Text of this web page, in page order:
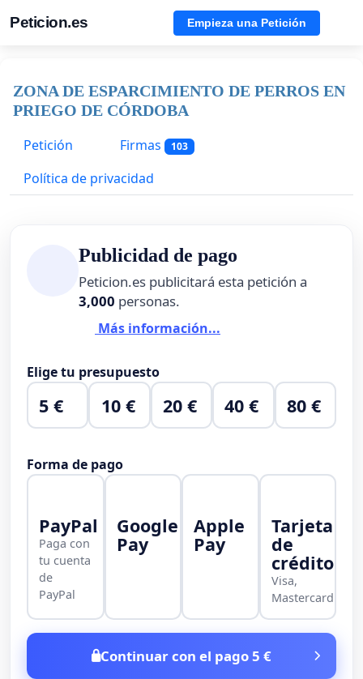
Peticion.es Empieza una Petición
ZONA DE ESPARCIMIENTO DE PERROS EN
PRIEGO DE CÓRDOBA
Petición
Firmas 103
Política de privacidad
Publicidad de pago
Peticion.es publicitará esta petición a
3,000 personas.
Más información...
Elige tu presupuesto
5 € 10 € 20 € 40 € 80 €
Forma de pago
PayPal
Paga con
tu cuenta
de
PayPal
Google
Pay
Apple
Pay
Tarjeta
de
crédito
Visa,
Mastercard
Continuar con el pago 5 €